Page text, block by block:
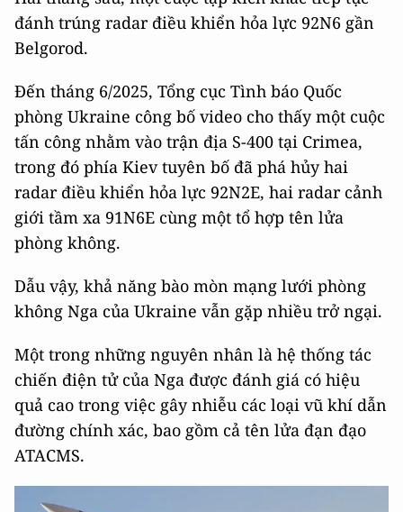
đánh trúng radar điều khiển hỏa lực 92N6 gần
Belgorod.
Đến tháng 6/2025, Tổng cục Tình báo Quốc
phòng Ukraine công bố video cho thấy một cuộc
tấn công nhằm vào trận địa S-400 tại Crimea,
trong đó phía Kiev tuyên bố đã phá hủy hai
radar điều khiển hỏa lực 92N2E, hai radar cảnh
giới tầm xa 91N6E cùng một tổ hợp tên lửa
phòng không.
Dẫu vậy, khả năng bào mòn mạng lưới phòng
không Nga của Ukraine vẫn gặp nhiều trở ngại.
Một trong những nguyên nhân là hệ thống tác
chiến điện tử của Nga được đánh giá có hiệu
quả cao trong việc gây nhiễu các loại vũ khí dẫn
đường chính xác, bao gồm cả tên lửa đạn đạo
ATACMS.